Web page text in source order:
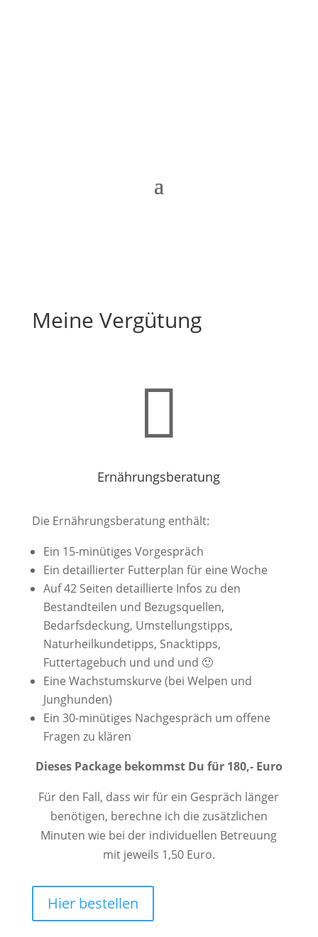
Meine Vergütung

Ernährungsberatung
Die Ernährungsberatung enthält:
Ein 15-minütiges Vorgespräch
Ein detaillierter Futterplan für eine Woche
Auf 42 Seiten detaillierte Infos zu den
Bestandteilen und Bezugsquellen,
Bedarfsdeckung, Umstellungstipps,
Naturheilkundetipps, Snacktipps,
Futtertagebuch und und und 🙂
Eine Wachstumskurve (bei Welpen und
Junghunden)
Ein 30-minütiges Nachgespräch um offene
Fragen zu klären
Dieses Package bekommst Du für 180,- Euro
Für den Fall, dass wir für ein Gespräch länger
benötigen, berechne ich die zusätzlichen
Minuten wie bei der individuellen Betreuung
mit jeweils 1,50 Euro.
Hier bestellen